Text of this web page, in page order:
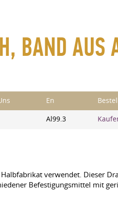
BAND
En
Al99.3
verwendet. Dieser
Befestigungsmittel mit